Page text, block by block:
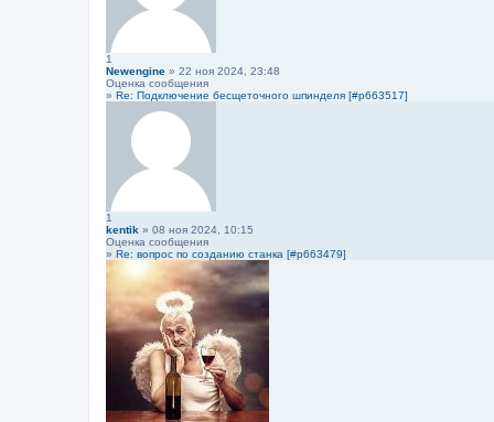
1
Newengine » 22 ноя 2024, 23:48
Оценка сообщения
» Re: Подключение бесщеточного шпинделя [#p663517]
1
kentik » 08 ноя 2024, 10:15
Оценка сообщения
» Re: вопрос по созданию станка [#p663479]